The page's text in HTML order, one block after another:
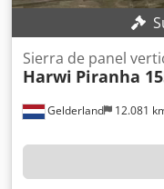
usados disponible en
productos del sector
Yorick Diebels
Gelderland 12.081
Sierra de panel
Harwi Piranha